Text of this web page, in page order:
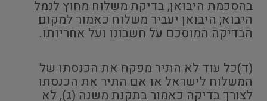
בהסכמת היבואן, בדיקת משלוח מחוץ לנמל
היבוא; היבואן יעביר משלוח כאמור למקום
הבדיקה המוסכם על חשבונו ועל אחריותו.
(ד)כל עוד לא התיר מפקח את הכנסתו של
המשלוח לישראל או אם התיר את הכנסתו
לצורך בדיקה כאמור בתקנת משנה (ג), לא